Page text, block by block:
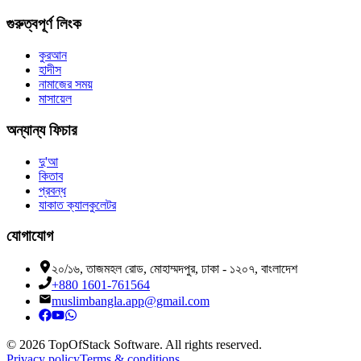
গুরুত্বপূর্ণ লিংক
কুরআন
হাদীস
নামাজের সময়
মাসায়েল
অন্যান্য ফিচার
দু'আ
কিতাব
প্রবন্ধ
যাকাত ক্যালকুলেটর
যোগাযোগ
২০/১৬, তাজমহল রোড, মোহাম্মদপুর, ঢাকা - ১২০৭, বাংলাদেশ
+880 1601-761564
muslimbangla.app@gmail.com
© 2026 TopOfStack Software. All rights reserved.